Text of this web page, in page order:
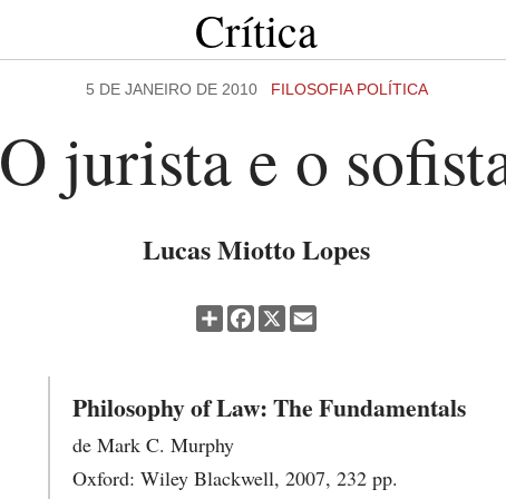
Crítica
5 DE JANEIRO DE 2010 FILOSOFIA POLÍTICA
O jurista e o
Lucas Miotto Lopes
Partilhar
Facebook
X
Philosophy of Law: The Fundamentals
de Mark C. Murphy
Oxford: Wiley Blackwell, 2007, 232 pp.